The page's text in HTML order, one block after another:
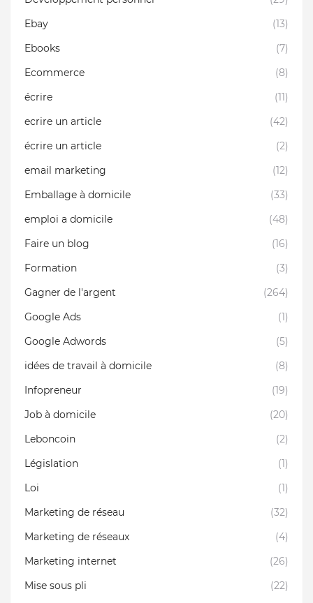
Ebay
(13)
Ebooks
(7)
Ecommerce
(8)
écrire
(11)
ecrire un article
(42)
écrire un article
(2)
email marketing
(12)
Emballage à domicile
(33)
emploi a domicile
(48)
Faire un blog
(16)
Formation
(3)
Gagner de l'argent
(264)
Google Ads
(1)
Google Adwords
(5)
idées de travail à domicile
(8)
Infopreneur
(19)
Job à domicile
(20)
Leboncoin
(2)
Législation
(1)
Loi
(1)
Marketing de réseau
(32)
Marketing de réseaux
(4)
Marketing internet
(26)
Mise sous pli
(22)